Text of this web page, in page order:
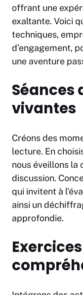
offrant une
exaltante. Voici
techniques,
d’engagement,
une aventure
Séances
vivantes
Créons des
lecture. En
nous éveillons la
discussion.
qui invitent à
ainsi un
approfondie.